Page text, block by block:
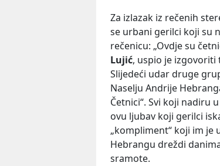
Za izlazak iz rečenih
se urbani gerilci koji su
rečenicu: „Ovdje su
Lujić, uspio je izgovoriti
Slijedeći udar druge
Naselju Andrije
Četnici“. Svi koji nadiru
ovu ljubav koji gerilci
„kompliment“ koji im je
Hebrangu dreždi
sramote.